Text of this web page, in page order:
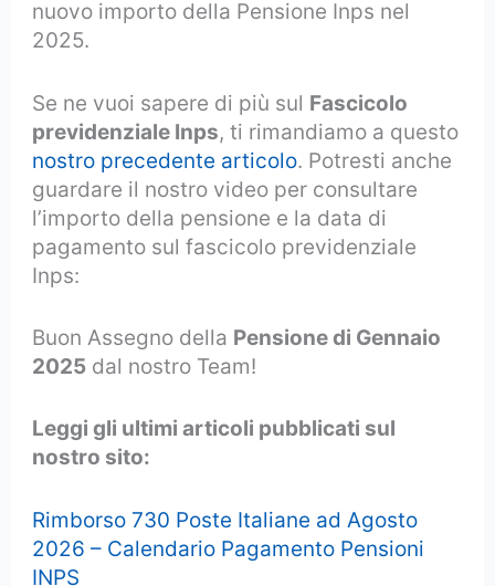
nuovo importo della Pensione Inps nel
2025.
Se ne vuoi sapere di più sul Fascicolo
previdenziale Inps, ti rimandiamo a questo
nostro precedente articolo. Potresti anche
guardare il nostro video per consultare
l’importo della pensione e la data di
pagamento sul fascicolo previdenziale
Inps:
Buon Assegno della Pensione di Gennaio
2025 dal nostro Team!
Leggi gli ultimi articoli pubblicati sul
nostro sito:
Rimborso 730 Poste Italiane ad Agosto
2026 – Calendario Pagamento Pensioni
INPS